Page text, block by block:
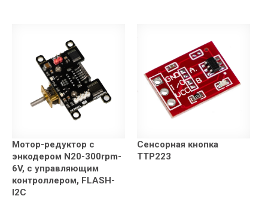
Мотор-редуктор с
энкодером N20-300rpm-
6V, с управляющим
контроллером, FLASH-
I2C
Сенсорная кнопка
TTP223